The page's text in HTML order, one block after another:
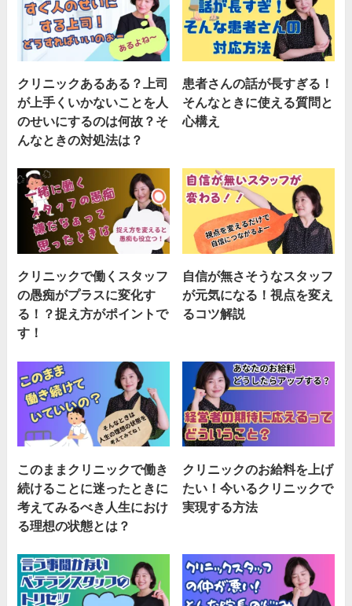
クリニックあるある？上司
が上手くいかないことを人
のせいにするのは何故？そ
んなときの対処法は？
患者さんの話が長すぎる！
そんなときに使える質問と
心構え
クリニックで働くスタッフ
の愚痴がプラスに変化す
る！？捉え方がポイントで
す！
自信が無さそうなスタッフ
が元気になる！視点を変え
るコツ解説
このままクリニックで働き
続けることに迷ったときに
考えてみるべき人生におけ
る理想の状態とは？
クリニックのお給料を上げ
たい！今いるクリニックで
実現する方法